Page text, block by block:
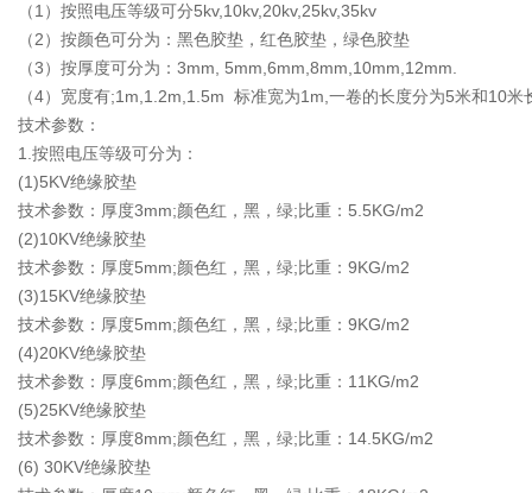
（1）按照电压等级可分5kv,10kv,20kv,25kv,35kv
（2）按颜色可分为：黑色胶垫，红色胶垫，绿色胶垫
（3）按厚度可分为：3mm, 5mm,6mm,8mm,10mm,12mm.
（4）宽度有;1m,1.2m,1.5m 标准宽为1m,一卷的长度分为5米和10米
技术参数：
1.按照电压等级可分为：
(1)5KV绝缘胶垫
技术参数：厚度3mm;颜色红，黑，绿;比重：5.5KG/m2
(2)10KV绝缘胶垫
技术参数：厚度5mm;颜色红，黑，绿;比重：9KG/m2
(3)15KV绝缘胶垫
技术参数：厚度5mm;颜色红，黑，绿;比重：9KG/m2
(4)20KV绝缘胶垫
技术参数：厚度6mm;颜色红，黑，绿;比重：11KG/m2
(5)25KV绝缘胶垫
技术参数：厚度8mm;颜色红，黑，绿;比重：14.5KG/m2
(6) 30KV绝缘胶垫